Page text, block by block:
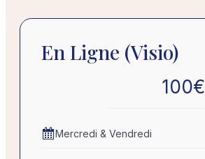
En Ligne (visio)
100€
Mercredi & Vendredi